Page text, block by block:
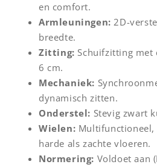
en comfort.
Armleuningen: 2D-
breedte.
Zitting: Schuifzitting met
6 cm.
Mechaniek:
dynamisch zitten.
Onderstel: Stevig zwart
Wielen: Multifunctioneel,
harde als zachte vloeren.
Normering: Voldoet aan